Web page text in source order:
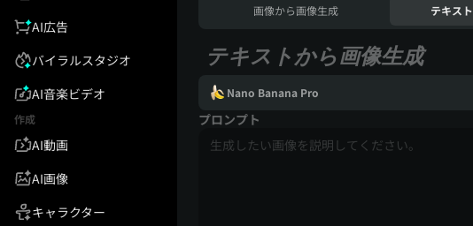
AI広告
バイラルスタジオ
AI音楽ビデオ
作成
AI動画
AI画像
キャラクター
画像から画像生成 テキス
テキストから画像生成
Nano Banana Pro
プロンプト